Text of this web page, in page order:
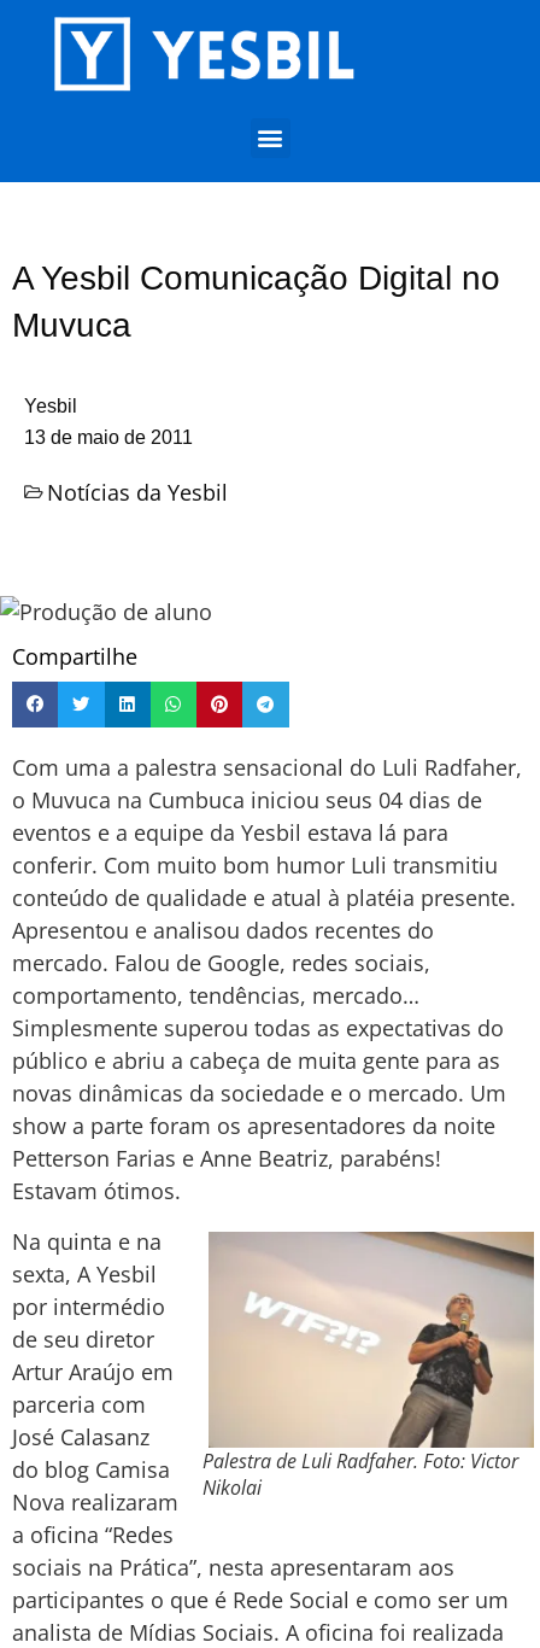
A Yesbil Comunicação Digital no
Muvuca
Yesbil
13 de maio de 2011
Notícias da Yesbil
Compartilhe
Com uma a palestra sensacional do Luli Radfaher,
o Muvuca na Cumbuca iniciou seus 04 dias de
eventos e a equipe da Yesbil estava lá para
conferir. Com muito bom humor Luli transmitiu
conteúdo de qualidade e atual à platéia presente.
Apresentou e analisou dados recentes do
mercado. Falou de Google, redes sociais,
comportamento, tendências, mercado…
Simplesmente superou todas as expectativas do
público e abriu a cabeça de muita gente para as
novas dinâmicas da sociedade e o mercado. Um
show a parte foram os apresentadores da noite
Petterson Farias e Anne Beatriz, parabéns!
Estavam ótimos.
Palestra de Luli Radfaher. Foto: Victor
Nikolai
Na quinta e na
sexta, A Yesbil
por intermédio
de seu diretor
Artur Araújo em
parceria com
José Calasanz
do blog Camisa
Nova realizaram
a oficina “Redes
sociais na Prática”, nesta apresentaram aos
participantes o que é Rede Social e como ser um
analista de Mídias Sociais. A oficina foi realizada